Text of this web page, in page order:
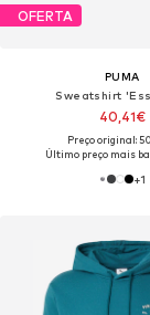
OFERTA
PUMA
Sweatshirt
40,41€
Preço original:
Último preço mais
+1